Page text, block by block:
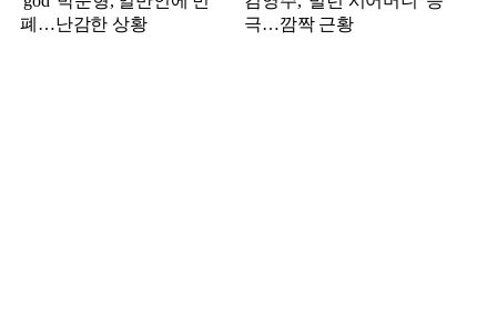
폐…난감한 상황
극…깜짝 근황